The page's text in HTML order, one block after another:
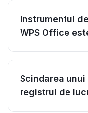
Instrumentul
WPS Office
Scindarea
registrul de